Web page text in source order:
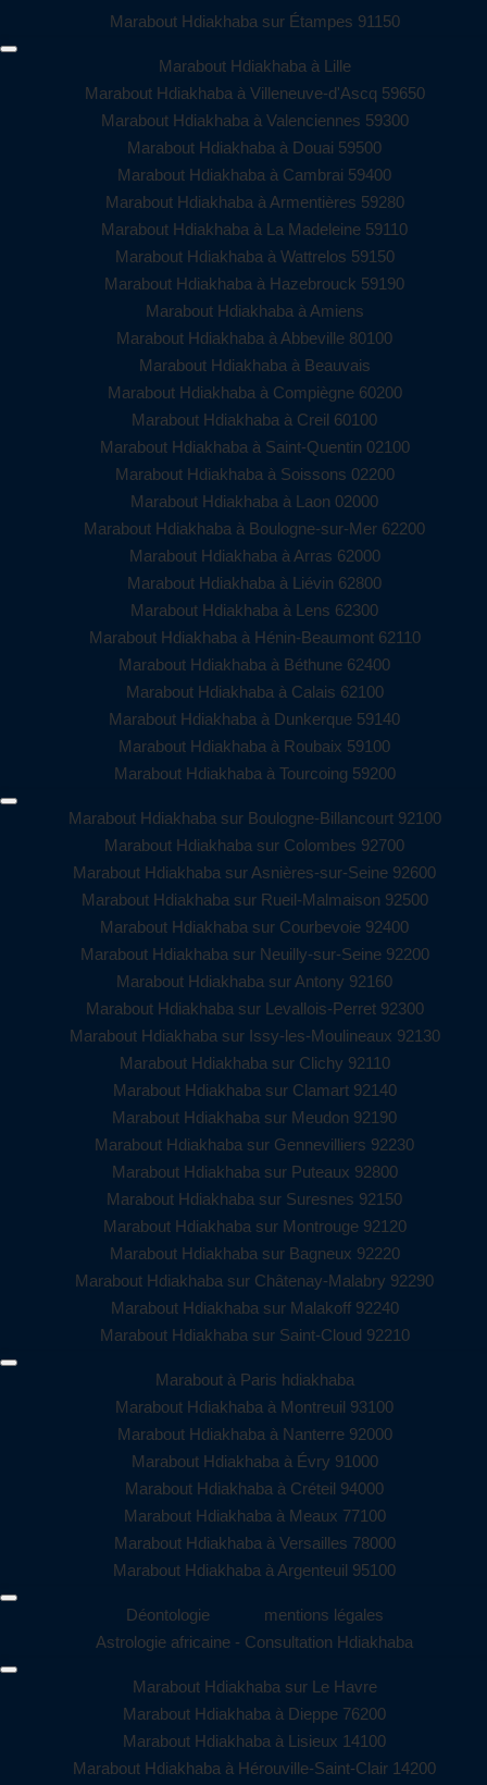
Marabout Hdiakhaba sur Étampes 91150
Marabout Hdiakhaba à Lille
Marabout Hdiakhaba à Villeneuve-d'Ascq 59650
Marabout Hdiakhaba à Valenciennes 59300
Marabout Hdiakhaba à Douai 59500
Marabout Hdiakhaba à Cambrai 59400
Marabout Hdiakhaba à Armentières 59280
Marabout Hdiakhaba à La Madeleine 59110
Marabout Hdiakhaba à Wattrelos 59150
Marabout Hdiakhaba à Hazebrouck 59190
Marabout Hdiakhaba à Amiens
Marabout Hdiakhaba à Abbeville 80100
Marabout Hdiakhaba à Beauvais
Marabout Hdiakhaba à Compiègne 60200
Marabout Hdiakhaba à Creil 60100
Marabout Hdiakhaba à Saint-Quentin 02100
Marabout Hdiakhaba à Soissons 02200
Marabout Hdiakhaba à Laon 02000
Marabout Hdiakhaba à Boulogne-sur-Mer 62200
Marabout Hdiakhaba à Arras 62000
Marabout Hdiakhaba à Liévin 62800
Marabout Hdiakhaba à Lens 62300
Marabout Hdiakhaba à Hénin-Beaumont 62110
Marabout Hdiakhaba à Béthune 62400
Marabout Hdiakhaba à Calais 62100
Marabout Hdiakhaba à Dunkerque 59140
Marabout Hdiakhaba à Roubaix 59100
Marabout Hdiakhaba à Tourcoing 59200
Marabout Hdiakhaba sur Boulogne-Billancourt 92100
Marabout Hdiakhaba sur Colombes 92700
Marabout Hdiakhaba sur Asnières-sur-Seine 92600
Marabout Hdiakhaba sur Rueil-Malmaison 92500
Marabout Hdiakhaba sur Courbevoie 92400
Marabout Hdiakhaba sur Neuilly-sur-Seine 92200
Marabout Hdiakhaba sur Antony 92160
Marabout Hdiakhaba sur Levallois-Perret 92300
Marabout Hdiakhaba sur Issy-les-Moulineaux 92130
Marabout Hdiakhaba sur Clichy 92110
Marabout Hdiakhaba sur Clamart 92140
Marabout Hdiakhaba sur Meudon 92190
Marabout Hdiakhaba sur Gennevilliers 92230
Marabout Hdiakhaba sur Puteaux 92800
Marabout Hdiakhaba sur Suresnes 92150
Marabout Hdiakhaba sur Montrouge 92120
Marabout Hdiakhaba sur Bagneux 92220
Marabout Hdiakhaba sur Châtenay-Malabry 92290
Marabout Hdiakhaba sur Malakoff 92240
Marabout Hdiakhaba sur Saint-Cloud 92210
Marabout à Paris hdiakhaba
Marabout Hdiakhaba à Montreuil 93100
Marabout Hdiakhaba à Nanterre 92000
Marabout Hdiakhaba à Évry 91000
Marabout Hdiakhaba à Créteil 94000
Marabout Hdiakhaba à Meaux 77100
Marabout Hdiakhaba à Versailles 78000
Marabout Hdiakhaba à Argenteuil 95100
Déontologie
mentions légales
Astrologie africaine - Consultation Hdiakhaba
Marabout Hdiakhaba sur Le Havre
Marabout Hdiakhaba à Dieppe 76200
Marabout Hdiakhaba à Lisieux 14100
Marabout Hdiakhaba à Hérouville-Saint-Clair 14200